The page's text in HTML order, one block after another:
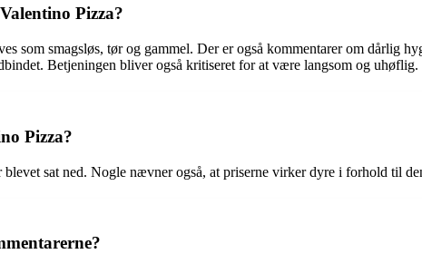
Pizza?
som smagsløs, tør og gammel. Der er også kommentarer om dårlig
Betjeningen bliver også kritiseret for at være langsom og uhøflig.
Pizza?
sat ned. Nogle nævner også, at priserne virker dyre i forhold til